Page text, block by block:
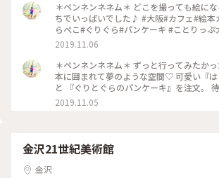
＊ペンネンネネム＊ どこを撮っても絵に
ちでいっぱいでした♪ #大阪#カフェ#絵本
らぺこ#ぐりぐら#パンケーキ #ことりっぷ
2019.11.06
＊ペンネンネネム＊ ずっと行ってみたか
本に囲まれて夢のような空間♡ 可愛い『は
と 『ぐりとぐらのパンケーキ』を注文。
ワクが止まりません♪ どうしたら上手に
時間も楽しい♡︎ʾʾ 癒しのひと時でした
2019.11.05
金沢21世紀美術館
金沢